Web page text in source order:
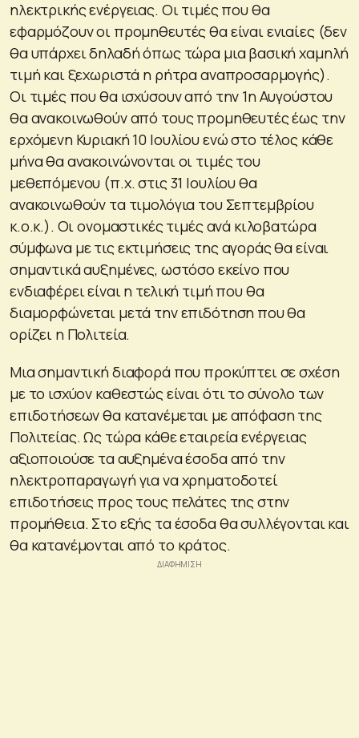
ηλεκτρικής ενέργειας. Οι τιμές που θα
εφαρμόζουν οι προμηθευτές θα είναι ενιαίες (δεν
θα υπάρχει δηλαδή όπως τώρα μια βασική χαμηλή
τιμή και ξεχωριστά η ρήτρα αναπροσαρμογής).
Οι τιμές που θα ισχύσουν από την 1η Αυγούστου
θα ανακοινωθούν από τους προμηθευτές έως την
ερχόμενη Κυριακή 10 Ιουλίου ενώ στο τέλος κάθε
μήνα θα ανακοινώνονται οι τιμές του
μεθεπόμενου (π.χ. στις 31 Ιουλίου θα
ανακοινωθούν τα τιμολόγια του Σεπτεμβρίου
κ.ο.κ.). Οι ονομαστικές τιμές ανά κιλοβατώρα
σύμφωνα με τις εκτιμήσεις της αγοράς θα είναι
σημαντικά αυξημένες, ωστόσο εκείνο που
ενδιαφέρει είναι η τελική τιμή που θα
διαμορφώνεται μετά την επιδότηση που θα
ορίζει η Πολιτεία.
Μια σημαντική διαφορά που προκύπτει σε σχέση
με το ισχύον καθεστώς είναι ότι το σύνολο των
επιδοτήσεων θα κατανέμεται με απόφαση της
Πολιτείας. Ως τώρα κάθε εταιρεία ενέργειας
αξιοποιούσε τα αυξημένα έσοδα από την
ηλεκτροπαραγωγή για να χρηματοδοτεί
επιδοτήσεις προς τους πελάτες της στην
προμήθεια. Στο εξής τα έσοδα θα συλλέγονται και
θα κατανέμονται από το κράτος.